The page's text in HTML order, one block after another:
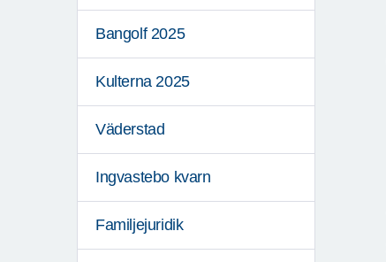
Bangolf 2025
Kulterna 2025
Väderstad
Ingvastebo kvarn
Familjejuridik